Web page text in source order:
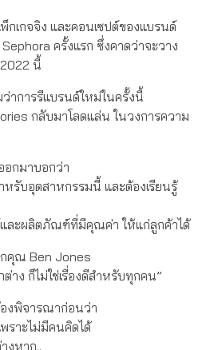
กเกจจิง และคอนเซปต์ของแบรนด์
ครั้งแรก ซึ่งคาดว่าจะวาง
นี้
าการรีแบรนด์ใหม่ในครั้งนี้
กลับมาโลดแล่น ในวงการความ
อกมาบอกว่า
หรับอุตสาหกรรมนี้ และต้องเรียนรู้
และผลิตภัณฑ์ที่มีคุณค่า ให้แก่ลูกค้าได้
คุณ Ben Jones
าง ก็ไม่ใช่เรื่องดีสำหรับทุกคน”
องพิจารณาก่อนว่า
พราะไม่มีคนคิดได้
งหาก..